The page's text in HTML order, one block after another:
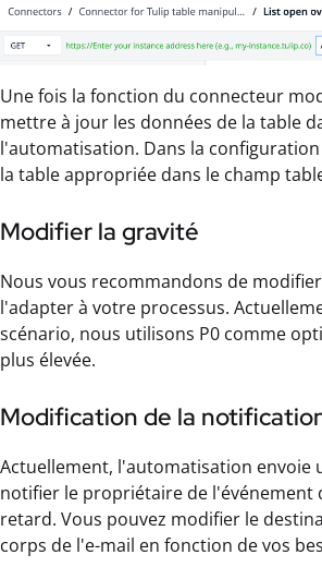
Une fois la fonction du connecteur
mettre à jour les données de la table
l'automatisation. Dans la
la table appropriée dans le champ
Modifier la gravité
Nous vous recommandons de
l'adapter à votre processus.
scénario, nous utilisons P0 comme
plus élevée.
Modification de la
Actuellement, l'automatisation envoie
notifier le propriétaire de l'événement
retard. Vous pouvez modifier le
corps de l'e-mail en fonction de vos